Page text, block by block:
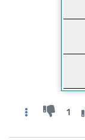
1